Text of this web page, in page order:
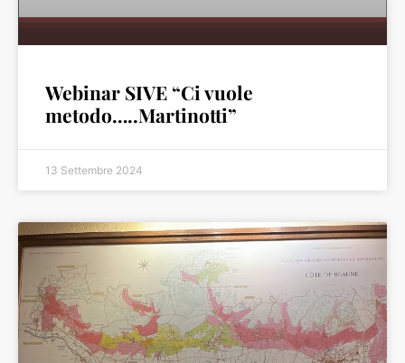
Webinar SIVE “Ci vuole
metodo…..Martinotti”
13 Settembre 2024